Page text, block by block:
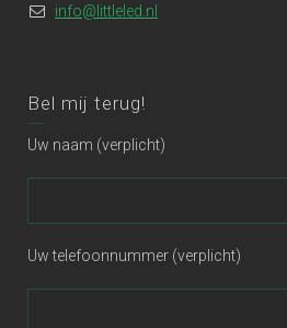
info@littleled.nl
Bel mij terug!
Uw naam (verplicht)
Uw telefoonnummer (verplicht)